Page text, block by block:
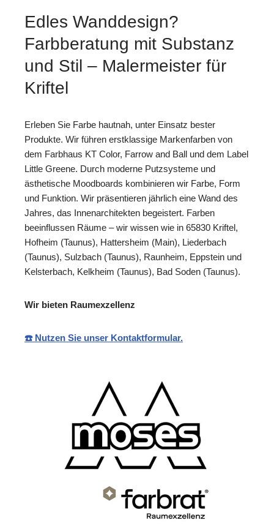
Edles Wanddesign?
Farbberatung mit Substanz
und Stil – Malermeister für
Kriftel
Erleben Sie Farbe hautnah, unter Einsatz bester
Produkte. Wir führen erstklassige Markenfarben von
dem Farbhaus KT Color, Farrow and Ball und dem Label
Little Greene. Durch moderne Putzsysteme und
ästhetische Moodboards kombinieren wir Farbe, Form
und Funktion. Wir präsentieren jährlich eine Wand des
Jahres, das Innenarchitekten begeistert. Farben
beeinflussen Räume – wir wissen wie in 65830 Kriftel,
Hofheim (Taunus), Hattersheim (Main), Liederbach
(Taunus), Sulzbach (Taunus), Raunheim, Eppstein und
Kelsterbach, Kelkheim (Taunus), Bad Soden (Taunus).
Wir bieten Raumexzellenz
☎️ Nutzen Sie unser Kontaktformular.